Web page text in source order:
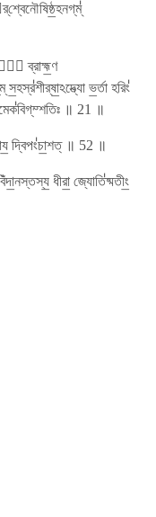
ব্রাহ্ম॒ণ
ভ॒র্তা হরিং॑
॥ 21 ॥
দ্বিপং॑চা॒শত্ ॥ 52 ॥
ধীরা॒ জ্যোতি॑ষ্মতীং॒